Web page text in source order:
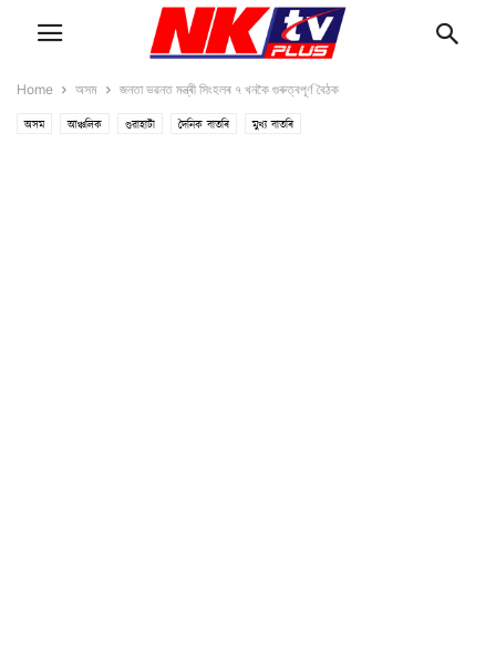
Home অসম জনতা ভৱনত মন্ত্ৰী সিংহলৰ ৭ খনকৈ গুৰুত্বপূৰ্ণ বৈঠক
অসম আঞ্চলিক গুৱাহাটী দৈনিক বাতৰি মুখ্য বাতৰি